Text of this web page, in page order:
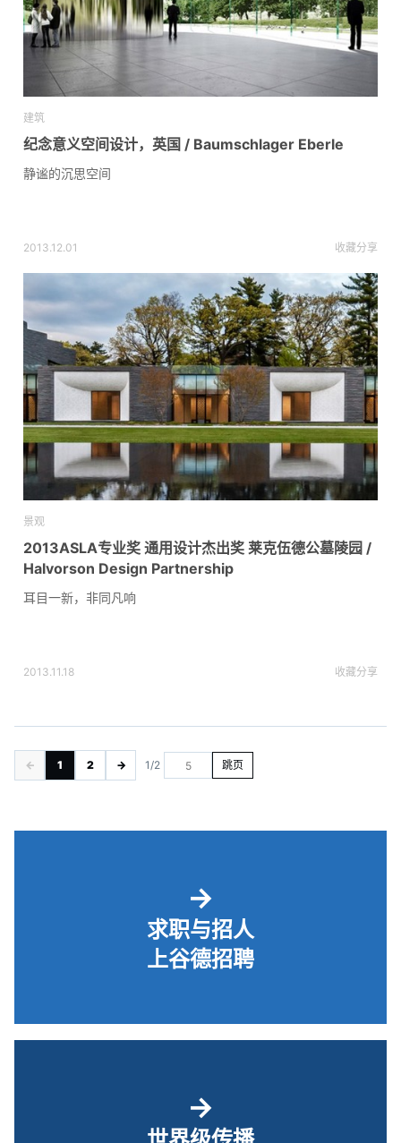
建筑
纪念意义空间设计，英国 / Baumschlager Eberle
静谧的沉思空间
2013.12.01 收藏分享
景观
2013ASLA专业奖 通用设计杰出奖 莱克伍德公墓陵园 /
Halvorson Design Partnership
耳目一新，非同凡响
2013.11.18 收藏分享
← 1 2 → 1/2 跳页
→
求职与招人
上谷德招聘
→